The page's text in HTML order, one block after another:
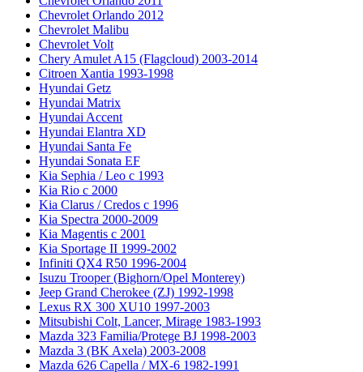
Chevrolet Orlando 2012
Chevrolet Malibu
Chevrolet Volt
Chery Amulet A15 (Flagcloud) 2003-2014
Citroen Xantia 1993-1998
Hyundai Getz
Hyundai Matrix
Hyundai Accent
Hyundai Elantra XD
Hyundai Santa Fe
Hyundai Sonata EF
Kia Sephia / Leo с 1993
Kia Rio с 2000
Kia Clarus / Credos с 1996
Kia Spectra 2000-2009
Kia Magentis с 2001
Kia Sportage II 1999-2002
Infiniti QX4 R50 1996-2004
Isuzu Trooper (Bighorn/Opel Monterey)
Jeep Grand Cherokee (ZJ) 1992-1998
Lexus RX 300 XU10 1997-2003
Mitsubishi Colt, Lancer, Mirage 1983-1993
Mazda 323 Familia/Protege BJ 1998-2003
Mazda 3 (BK Axela) 2003-2008
Mazda 626 Capella / MX-6 1982-1991